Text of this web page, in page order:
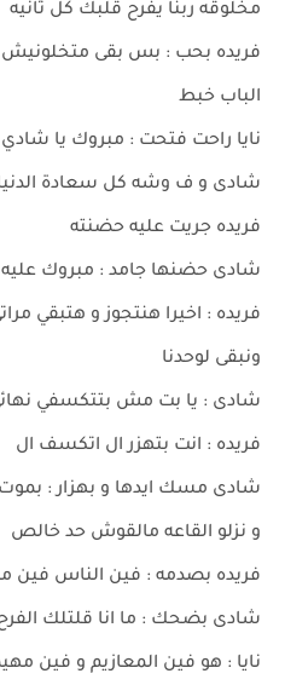
مخلوقه ربنا يفرح قلبك كل ثانيه
فريده بحب : بس بقى
الباب خبط
نايا راحت فتحت : مبروك يا شادي
شادى و ف وشه كل سعادة
فريده جريت عليه حضنته
شادى حضنها جامد : مبروك عليه
فريده : اخيرا هنتجوز و هتبقي
ونبقى لوحدنا
شادى : يا بت مش بتتكسفي
فريده : انت بتهزر ال اتكسف ال
شادى مسك ايدها و بهزار :
و نزلو القاعه مالقوش حد خالص
فريده بصدمه : فين الناس فين
شادى بضحك : ما انا قلتلك
نايا : هو فين المعازيم و فين